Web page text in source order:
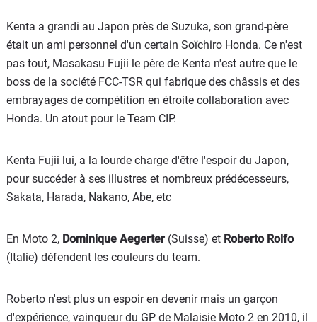
Kenta a grandi au Japon près de Suzuka, son grand-père
était un ami personnel d'un certain Soïchiro Honda. Ce n'est
pas tout, Masakasu Fujii le père de Kenta n'est autre que le
boss de la société FCC-TSR qui fabrique des châssis et des
embrayages de compétition en étroite collaboration avec
Honda. Un atout pour le Team CIP.
Kenta Fujii lui, a la lourde charge d'être l'espoir du Japon,
pour succéder à ses illustres et nombreux prédécesseurs,
Sakata, Harada, Nakano, Abe, etc
En Moto 2, Dominique Aegerter (Suisse) et Roberto Rolfo
(Italie) défendent les couleurs du team.
Roberto n'est plus un espoir en devenir mais un garçon
d'expérience, vainqueur du GP de Malaisie Moto 2 en 2010, il